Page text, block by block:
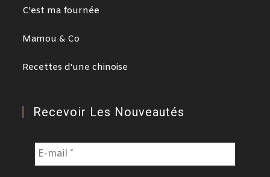
C'est ma fournée
Mamou & Co
Recettes d'une chinoise
Recevoir Les Nouveautés